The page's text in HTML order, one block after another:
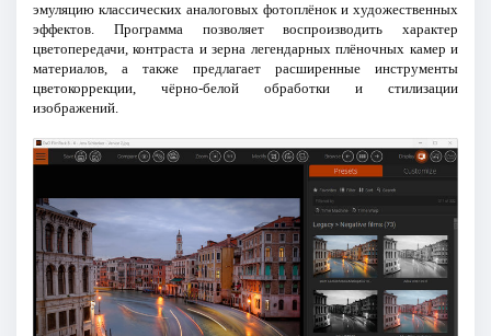
эмуляцию классических аналоговых фотоплёнок и художественных
эффектов. Программа позволяет воспроизводить характер
цветопередачи, контраста и зерна легендарных плёночных камер и
материалов, а также предлагает расширенные инструменты
цветокоррекции, чёрно-белой обработки и стилизации
изображений.